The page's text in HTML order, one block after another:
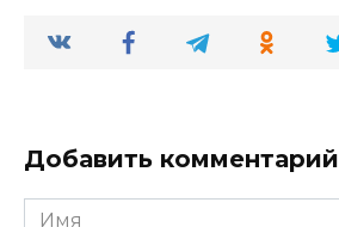
Добавить комментарий
Имя